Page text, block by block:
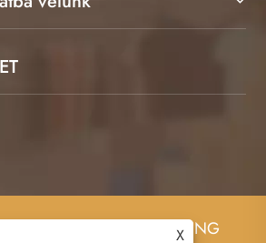
COUNTY QIMENG
X